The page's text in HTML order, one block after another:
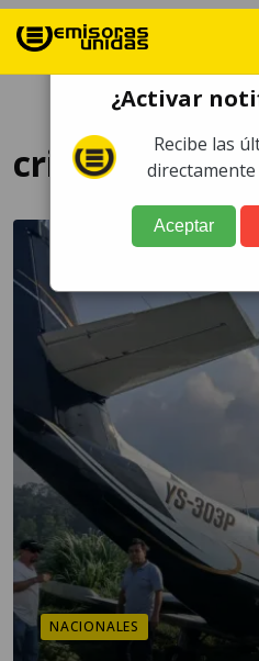
crisis nerviosa
NACIONALES
¿Activar
Recibe las
Aceptar